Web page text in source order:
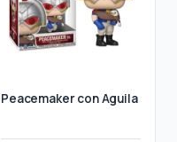
Peacemaker con Aguila